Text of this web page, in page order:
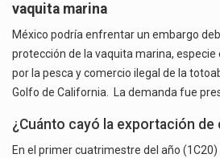
vaquita marina
México podría enfrentar un embargo
protección de la vaquita marina, especie
por la pesca y comercio ilegal de la
Golfo de California. La demanda fue
¿Cuánto cayó la exportación de
En el primer cuatrimestre del año